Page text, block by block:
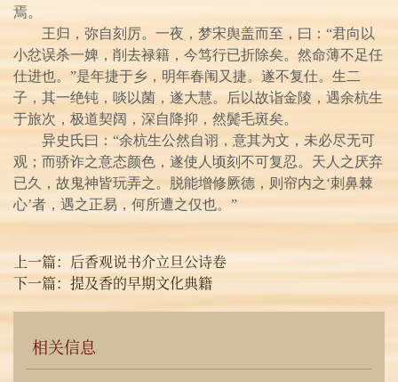
焉。
王归，弥自刻厉。一夜，梦宋舆盖而至，曰：“君向以
小忿误杀一婢，削去禄籍，今笃行已折除矣。然命薄不足任
仕进也。”是年捷于乡，明年春闱又捷。遂不复仕。生二
子，其一绝钝，啖以菌，遂大慧。后以故诣金陵，遇余杭生
于旅次，极道契阔，深自降抑，然鬓毛斑矣。
异史氏曰：“余杭生公然自诩，意其为文，未必尽无可
观；而骄诈之意态颜色，遂使人顷刻不可复忍。天人之厌弃
已久，故鬼神皆玩弄之。脱能增修厥德，则帘内之‘刺鼻棘
心’者，遇之正易，何所遭之仅也。”
上一篇： 后香观说书介立旦公诗卷
下一篇： 提及香的早期文化典籍
相关信息